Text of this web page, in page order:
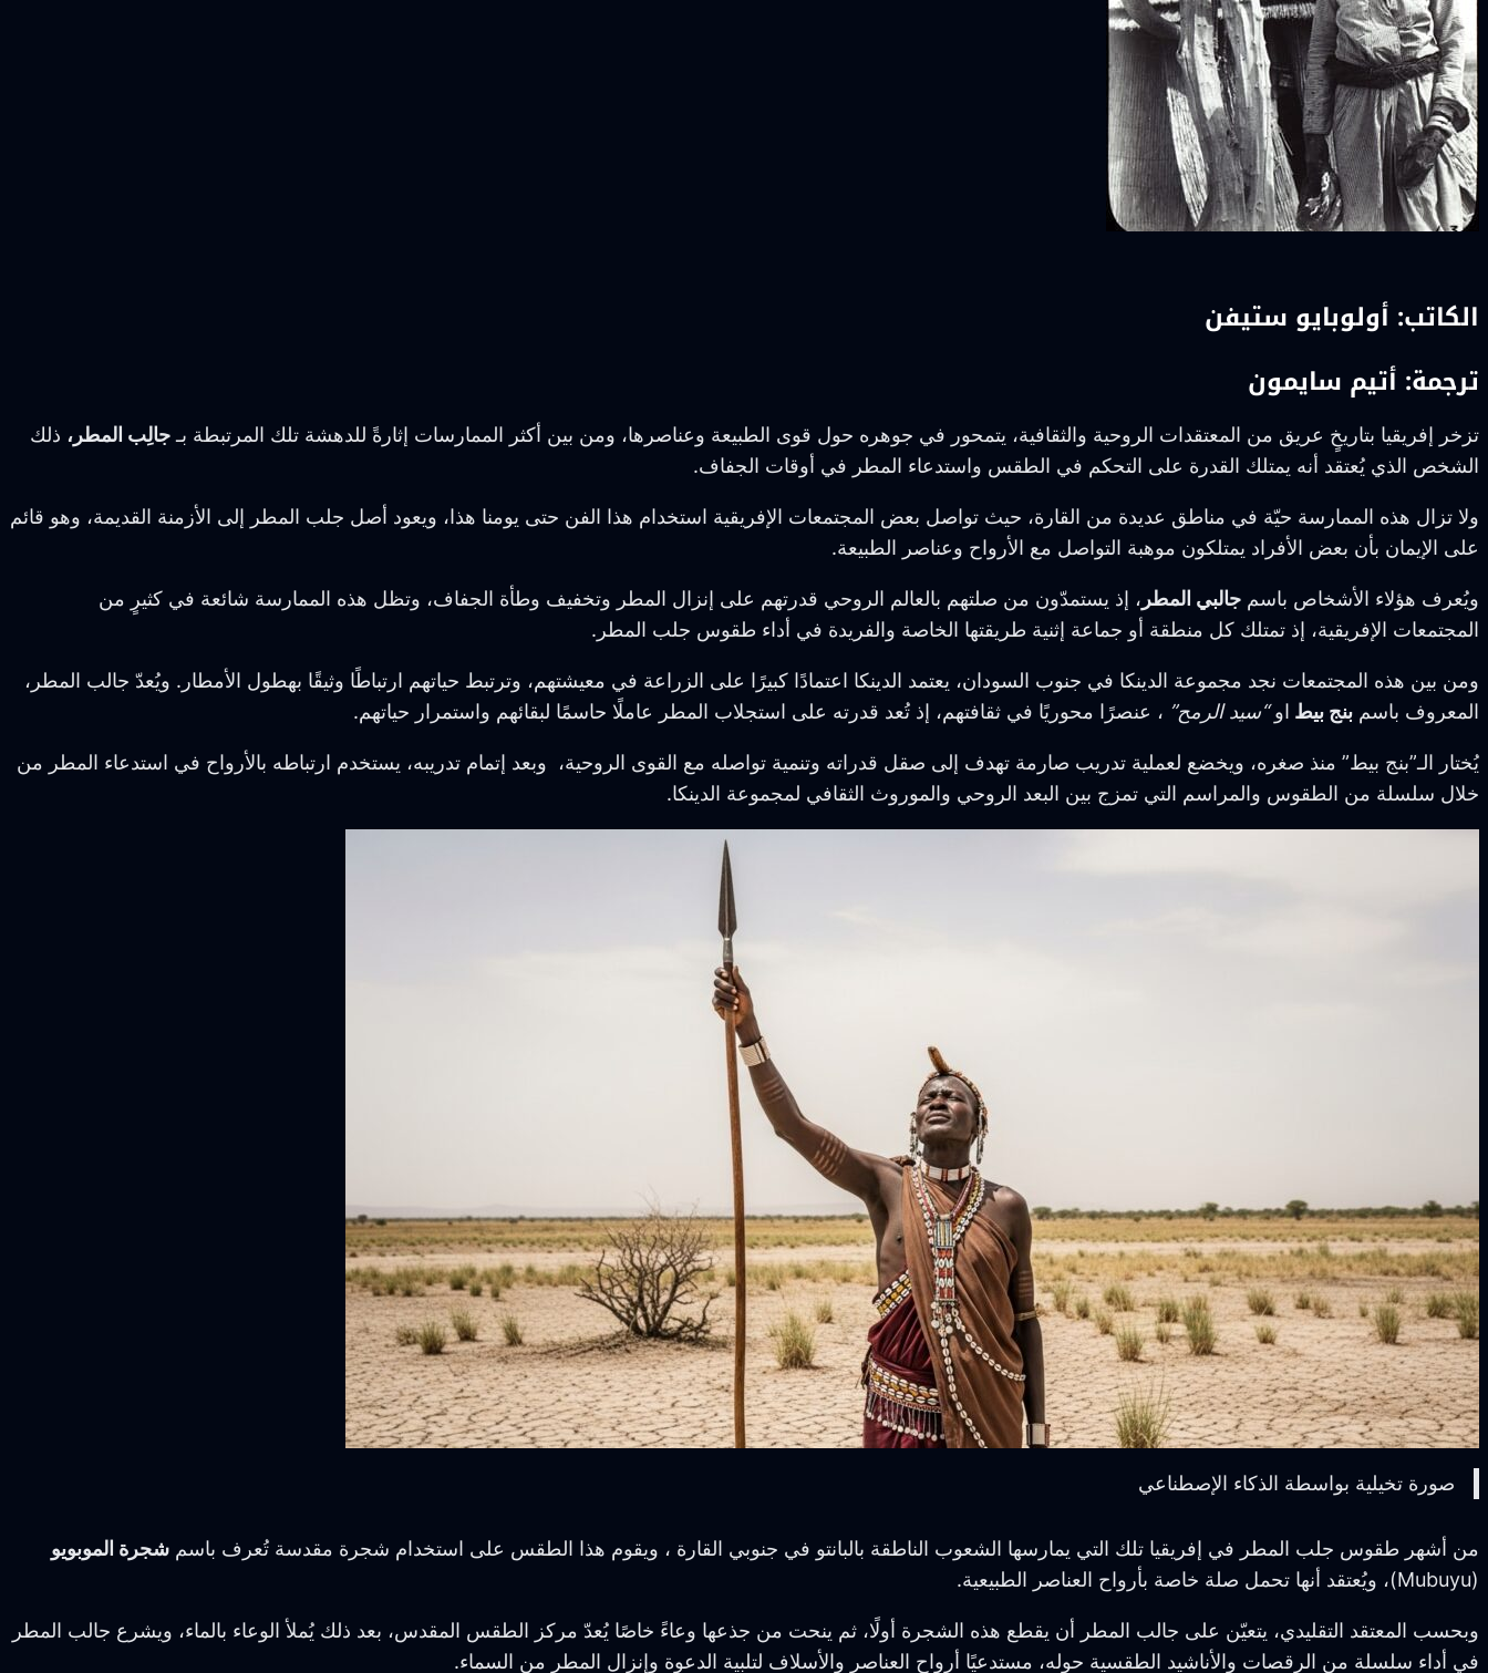
الكاتب: أولوبايو ستيفن
ترجمة: أتيم سايمون
تزخر إفريقيا بتاريخٍ عريق من المعتقدات الروحية والثقافية، يتمحور في جوهره حول قوى الطبيعة وعناصرها، ومن بين أكثر الممارسات إثارةً للدهشة تلك المرتبطة بـجالِب المطر، ذلك
الشخص الذي يُعتقد أنه يمتلك القدرة على التحكم في الطقس واستدعاء المطر في أوقات الجفاف.
ولا تزال هذه الممارسة حيّة في مناطق عديدة من القارة، حيث تواصل بعض المجتمعات الإفريقية استخدام هذا الفن حتى يومنا هذا، ويعود أصل جلب المطر إلى الأزمنة القديمة، وهو قائم
على الإيمان بأن بعض الأفراد يمتلكون موهبة التواصل مع الأرواح وعناصر الطبيعة.
ويُعرف هؤلاء الأشخاص باسم جالبي المطر ، إذ يستمدّون من صلتهم بالعالم الروحي قدرتهم على إنزال المطر وتخفيف وطأة الجفاف، وتظل هذه الممارسة شائعة في كثيرٍ من
المجتمعات الإفريقية، إذ تمتلك كل منطقة أو جماعة إثنية طريقتها الخاصة والفريدة في أداء طقوس جلب المطر.
ومن بين هذه المجتمعات نجد مجموعة الدينكا في جنوب السودان، يعتمد الدينكا اعتمادًا كبيرًا على الزراعة في معيشتهم، وترتبط حياتهم ارتباطًا وثيقًا بهطول الأمطار. ويُعدّ جالب المطر،
المعروف باسم بنج بيط او“سيد الرمح” ، عنصرًا محوريًا في ثقافتهم، إذ تُعد قدرته على استجلاب المطر عاملًا حاسمًا لبقائهم واستمرار حياتهم.
يُختار الـ”بنج بيط” منذ صغره، ويخضع لعملية تدريب صارمة تهدف إلى صقل قدراته وتنمية تواصله مع القوى الروحية، وبعد إتمام تدريبه، يستخدم ارتباطه بالأرواح في استدعاء المطر من
خلال سلسلة من الطقوس والمراسم التي تمزج بين البعد الروحي والموروث الثقافي لمجموعة الدينكا.
صورة تخيلية بواسطة الذكاء الإصطناعي
من أشهر طقوس جلب المطر في إفريقيا تلك التي يمارسها الشعوب الناطقة بالبانتو في جنوبي القارة ، ويقوم هذا الطقس على استخدام شجرة مقدسة تُعرف باسم شجرة الموبويو
(Mubuyu)، ويُعتقد أنها تحمل صلة خاصة بأرواح العناصر الطبيعية.
وبحسب المعتقد التقليدي، يتعيّن على جالب المطر أن يقطع هذه الشجرة أولًا، ثم ينحت من جذعها وعاءً خاصًا يُعدّ مركز الطقس المقدس، بعد ذلك يُملأ الوعاء بالماء، ويشرع جالب المطر
في أداء سلسلة من الرقصات والأناشيد الطقسية حوله، مستدعيًا أرواح العناصر والأسلاف لتلبية الدعوة وإنزال المطر من السماء.